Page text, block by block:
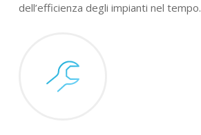
dell’efficienza degli impianti nel tempo.